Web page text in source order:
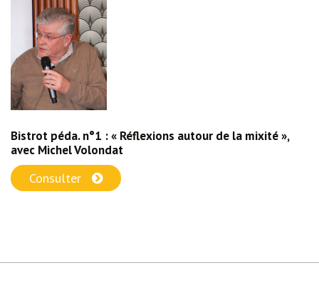
Bistrot péda. n°1 : « Réflexions autour de la mixité »,
avec Michel Volondat
Consulter